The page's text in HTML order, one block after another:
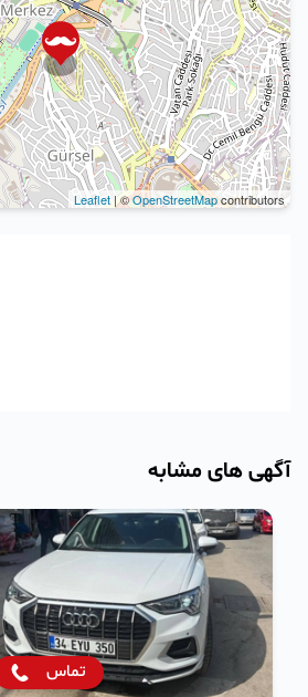
Leaflet| ©OpenStreetMapcontributors
آگهی های مشابه
تماس